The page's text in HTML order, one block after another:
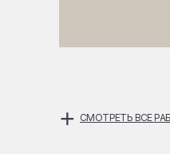
СМОТРЕТЬ ВСЕ
+